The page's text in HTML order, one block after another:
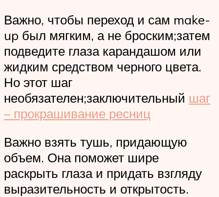
Важно, чтобы переход и сам make-
up был мягким, а не броским;затем
подведите глаза карандашом или
жидким средством черного цвета.
Но этот шаг
необязателен;заключительный шаг
– прокрашивание ресниц
Важно взять тушь, придающую
объем. Она поможет шире
раскрыть глаза и придать взгляду
выразительность и открытость.